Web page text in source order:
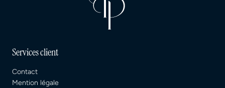
Services client
Contact
Mention légale